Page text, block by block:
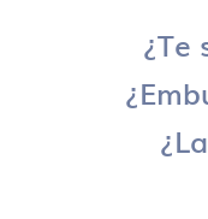
¿Te